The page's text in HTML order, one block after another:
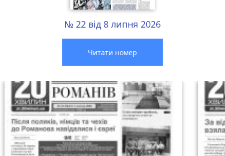
№ 22 від 8 липня 2026
Читати номер